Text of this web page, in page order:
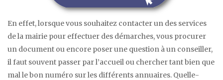
En effet, lorsque vous souhaitez contacter un des services
de la mairie pour effectuer des démarches, vous procurer
un document ou encore poser une question à un conseiller,
il faut souvent passer par l’accueil ou chercher tant bien que
mal le bon numéro sur les différents annuaires. Quelle-